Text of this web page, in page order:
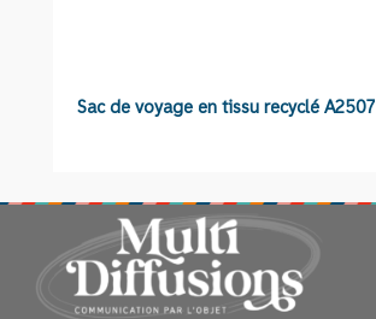
Sac de voyage en tissu recyclé A2507